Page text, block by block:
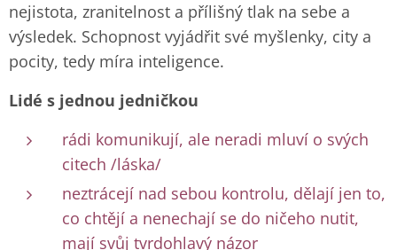
nejistota, zranitelnost a přílišný tlak na sebe a
výsledek. Schopnost vyjádřit své myšlenky, city a
pocity, tedy míra inteligence.
Lidé s jednou jedničkou
rádi komunikují, ale neradi mluví o svých
citech /láska/
neztrácejí nad sebou kontrolu, dělají jen to,
co chtějí a nenechají se do ničeho nutit,
mají svůj tvrdohlavý názor